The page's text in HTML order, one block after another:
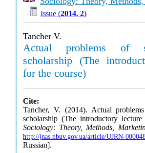
Issue (2014, 2)
Tancher V.
Actual problems of
scholarship (The
for the course)
Cite:
Tancher, V. (2014). Actual
scholarship (The introductory
Sociology: Theory, Methods,
http://jnas.nbuv.gov.ua/article/UJRN-
Russian].